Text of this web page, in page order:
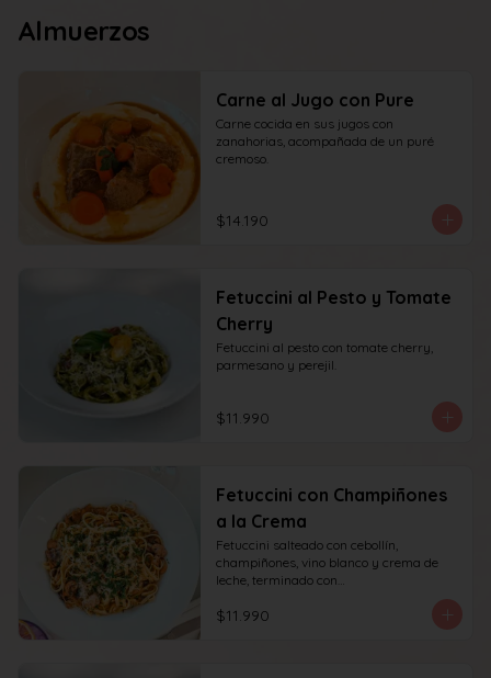
Almuerzos
Carne al Jugo con Pure
Carne cocida en sus jugos con
zanahorias, acompañada de un puré
cremoso.
$14.190
Fetuccini al Pesto y Tomate
Cherry
Fetuccini al pesto con tomate cherry,
parmesano y perejil.
$11.990
Fetuccini con Champiñones
a la Crema
Fetuccini salteado con cebollín,
champiñones, vino blanco y crema de
leche, terminado con
$11.990